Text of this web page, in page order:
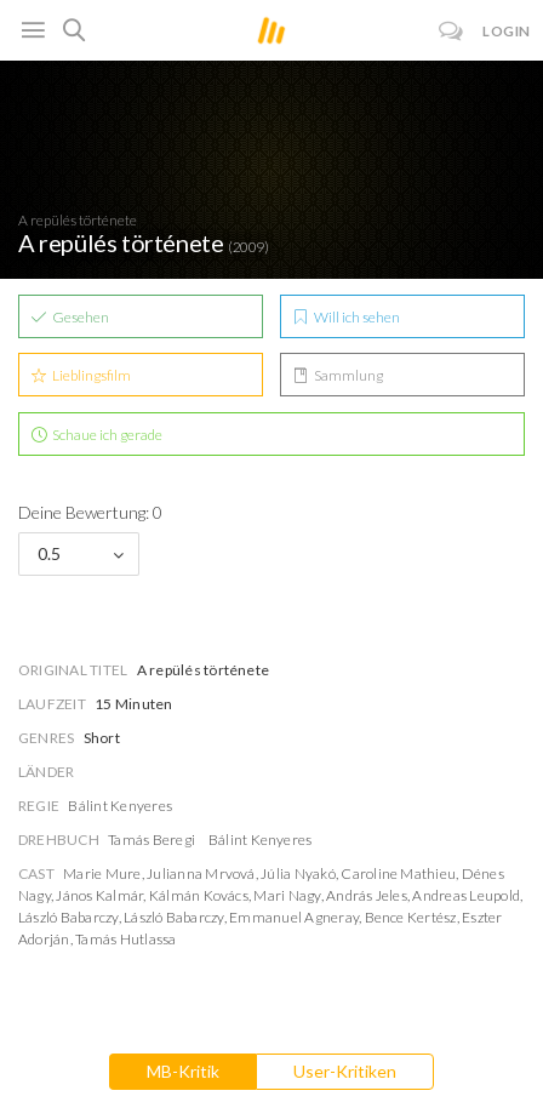
LOGIN
A repülés története
A repülés története (2009)
Gesehen Will ich sehen
Lieblingsfilm Sammlung
Schaue ich gerade
Deine Bewertung: 0
0.5
ORIGINAL TITEL A repülés története
LAUFZEIT 15 Minuten
GENRES Short
LÄNDER
REGIE Bálint Kenyeres
DREHBUCH Tamás Beregi
Bálint Kenyeres
CAST Marie Mure,Julianna Mrvová,Júlia Nyakó, Caroline Mathieu, Dénes
Nagy,János Kalmár, Kálmán Kovács, Mari Nagy,András Jeles,Andreas Leupold,
László Babarczy, László Babarczy, Emmanuel Agneray, Bence Kertész, Eszter
Adorján,Tamás Hutlassa
MB-Kritik User-Kritiken